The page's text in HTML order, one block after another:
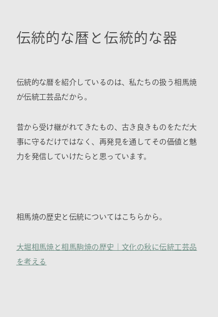
伝統的な暦と伝統的な器
伝統的な暦を紹介しているのは、私たちの扱う相馬焼
が伝統工芸品だから。
昔から受け継がれてきたもの、古き良きものをただ大
事に守るだけではなく、再発見を通してその価値と魅
力を発信していけたらと思っています。
相馬焼の歴史と伝統についてはこちらから。
大堀相馬焼と相馬駒焼の歴史｜文化の秋に伝統工芸品
を考える